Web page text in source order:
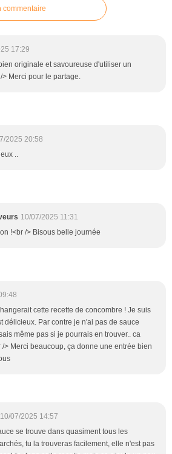
commentaire
17:29
originale et savoureuse d'utiliser un
Merci pour le partage.
2025 20:58
..
10/07/2025 11:31
!<br /> Bisous belle journée
cette recette de concombre ! Je suis
délicieux. Par contre je n'ai pas de sauce
même pas si je pourrais en trouver.. ca
/> Merci beaucoup, ça donne une entrée bien
10/07/2025 14:57
se trouve dans quasiment tous les
tu la trouveras facilement, elle n'est pas